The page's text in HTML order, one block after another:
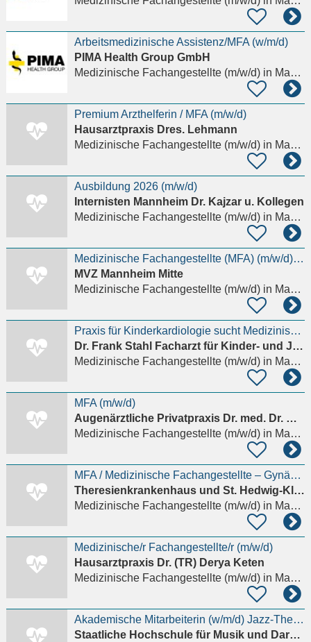
Arbeitsmedizinische Assistenz/MFA (w/m/d)
PIMA Health Group GmbH
Medizinische Fachangestellte (m/w/d)in Mannheim
Premium Arzthelferin / MFA (m/w/d)
Hausarztpraxis Dres. Lehmann
Medizinische Fachangestellte (m/w/d)in Mannheim
Ausbildung 2026 (m/w/d)
Internisten Mannheim Dr. Kajzar u. Kollegen
Medizinische Fachangestellte (m/w/d)in Mannheim
Medizinische Fachangestellte (MFA) (m/w/d) Voll- oder Teilzeit (mind. 30 Std./Woche)
MVZ Mannheim Mitte
Medizinische Fachangestellte (m/w/d)in Mannheim, Quadrate
Praxis für Kinderkardiologie sucht Medizinische Fachangestellte - MFA (m/w/d) auch Wieder- oder
Dr. Frank Stahl Facharzt für Kinder- und Jugendmedizin
Medizinische Fachangestellte (m/w/d)in Mannheim, Oststadt
MFA (m/w/d)
Augenärztliche Privatpraxis Dr. med. Dr. med. univ. Florian Niklas Auerbach
Medizinische Fachangestellte (m/w/d)in Mannheim, Oststadt
MFA / Medizinische Fachangestellte – Gynäkologische Ambulanz (w/m/d)
Theresienkrankenhaus und St. Hedwig-Klinik GmbH
Medizinische Fachangestellte (m/w/d)in Mannheim, Oststadt
Medizinische/r Fachangestellte/r (m/w/d)
Hausarztpraxis Dr. (TR) Derya Keten
Medizinische Fachangestellte (m/w/d)in Mannheim, Neckarau
Akademische Mitarbeiterin (w/m/d) Jazz-Theorie / Gehörbildung und Jazz-Klavier (Umfang: 50%)
Staatliche Hochschule für Musik und Darstellende Kunst Mannheim